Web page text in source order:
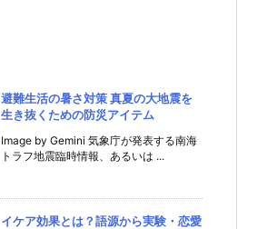
避難生活の暑さ対策 真夏の大地震を
生き抜くための防災アイテム
Image by Gemini 気象庁が発表する南海
トラフ地震臨時情報、あるいは ...
イケア効果とは？語源から実験・恋愛